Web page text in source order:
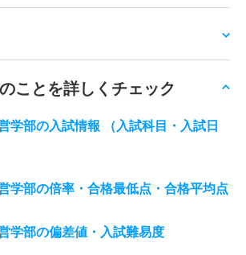
ことを詳しくチェック
学部の入試情報 （入試科目・入試日
学部の倍率・合格最低点・合格平均点
学部の偏差値・入試難易度